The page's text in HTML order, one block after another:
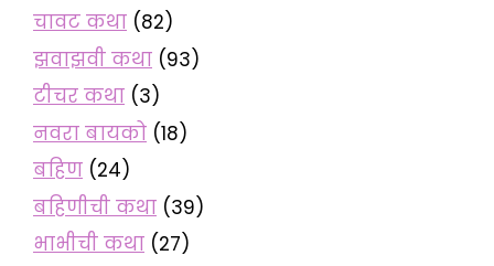
चावट कथा (82)
झवाझवी कथा (93)
टीचर कथा (3)
नवरा बायको (18)
बहिण (24)
बहिणीची कथा (39)
भाभीची कथा (27)